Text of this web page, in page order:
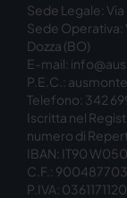
Sede Legale:
Sede Operativa:
Dozza (BO)
E-mail:
P.E.C.:
Telefono: 342
Iscritta nel
numero di
IBAN: IT90
C.F.:
P.IVA: